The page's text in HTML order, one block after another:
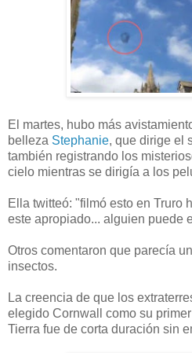
El martes, hubo más
belleza Stephanie, que dirige el
también registrando los
cielo mientras se dirigía a los
Ella twitteó: "filmó esto en Truro
este apropiado... alguien puede
Otros comentaron que parecía
insectos.
La creencia de que los
elegido Cornwall como su
Tierra fue de corta duración sin